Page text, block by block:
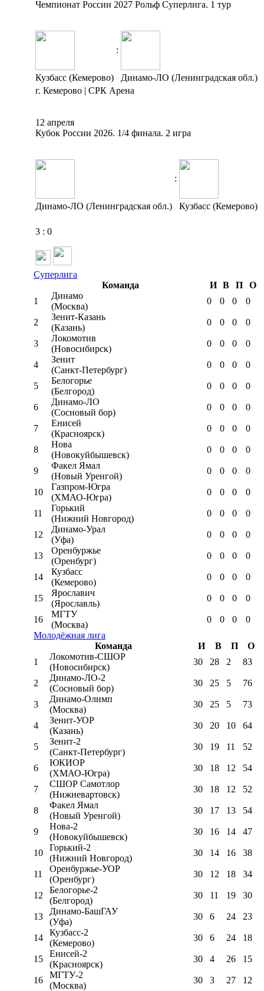
Чемпионат России 2027 Рольф Суперлига. 1 тур
:
Кузбасс (Кемерово)
Динамо-ЛО (Ленинградская обл.)
г. Кемерово | СРК Арена
12 апреля
Кубок России 2026. 1/4 финала. 2 игра
:
Динамо-ЛО (Ленинградская обл.) Кузбасс (Кемерово)
3 : 0
Суперлига
Команда
И В П
О
1
Динамо
(Москва)
0 0 0 0
2
Зенит-Казань
(Казань)
0 0 0 0
3
Локомотив
(Новосибирск)
0 0 0 0
4
Зенит
(Санкт-Петербург)
0 0 0 0
5
Белогорье
(Белгород)
0 0 0 0
6
Динамо-ЛО
(Сосновый бор)
0 0 0 0
7
Енисей
(Красноярск)
0 0 0 0
8
Нова
(Новокуйбышевск)
0 0 0 0
9
Факел Ямал
(Новый Уренгой)
0 0 0 0
10
Газпром-Югра
(ХМАО-Югра)
0 0 0 0
11
Горький
(Нижний Новгород)
0 0 0 0
12
Динамо-Урал
(Уфа)
0 0 0 0
13
Оренбуржье
(Оренбург)
0 0 0 0
14
Кузбасс
(Кемерово)
0 0 0 0
15
Ярославич
(Ярославль)
0 0 0 0
16
МГТУ
(Москва)
0 0 0
0
Молодёжная лига
Команда
И В П
О
1
Локомотив-CШОР
(Новосибирск)
30 28 2 83
2
Динамо-ЛО-2
(Сосновый бор)
30 25 5 76
3
Динамо-Олимп
(Москва)
30 25 5 73
4
Зенит-УОР
(Казань)
30 20 10 64
5
Зенит-2
(Санкт-Петербург)
30 19 11 52
6
ЮКИОР
(ХМАО-Югра)
30 18 12 54
7
СШОР Самотлор
(Нижневартовск)
30 18 12 52
8
Факел Ямал
(Новый Уренгой)
30 17 13 54
9
Нова-2
(Новокуйбышевск)
30 16 14 47
10
Горький-2
(Нижний Новгород)
30 14 16 38
11
Оренбуржье-УОР
(Оренбург)
30 12 18 34
12
Белогорье-2
(Белгород)
30 11 19 30
13
Динамо-БашГАУ
(Уфа)
30 6 24 23
14
Кузбасс-2
(Кемерово)
30 6 24 18
15
Енисей-2
(Красноярск)
30 4 26 15
16
МГТУ-2
(Москва)
30 3 27 12